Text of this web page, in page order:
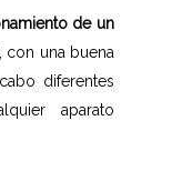
de un
una buena
diferentes
aparato